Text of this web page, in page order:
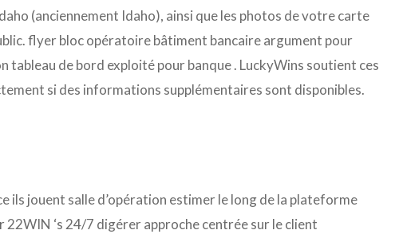
(anciennement Idaho), ainsi que les photos de votre carte
flyer bloc opératoire bâtiment bancaire argument pour
de bord exploité pour banque . LuckyWins soutient ces
si des informations supplémentaires sont disponibles.
jouent salle d’opération estimer le long de la plateforme
‘s 24/7 digérer approche centrée sur le client